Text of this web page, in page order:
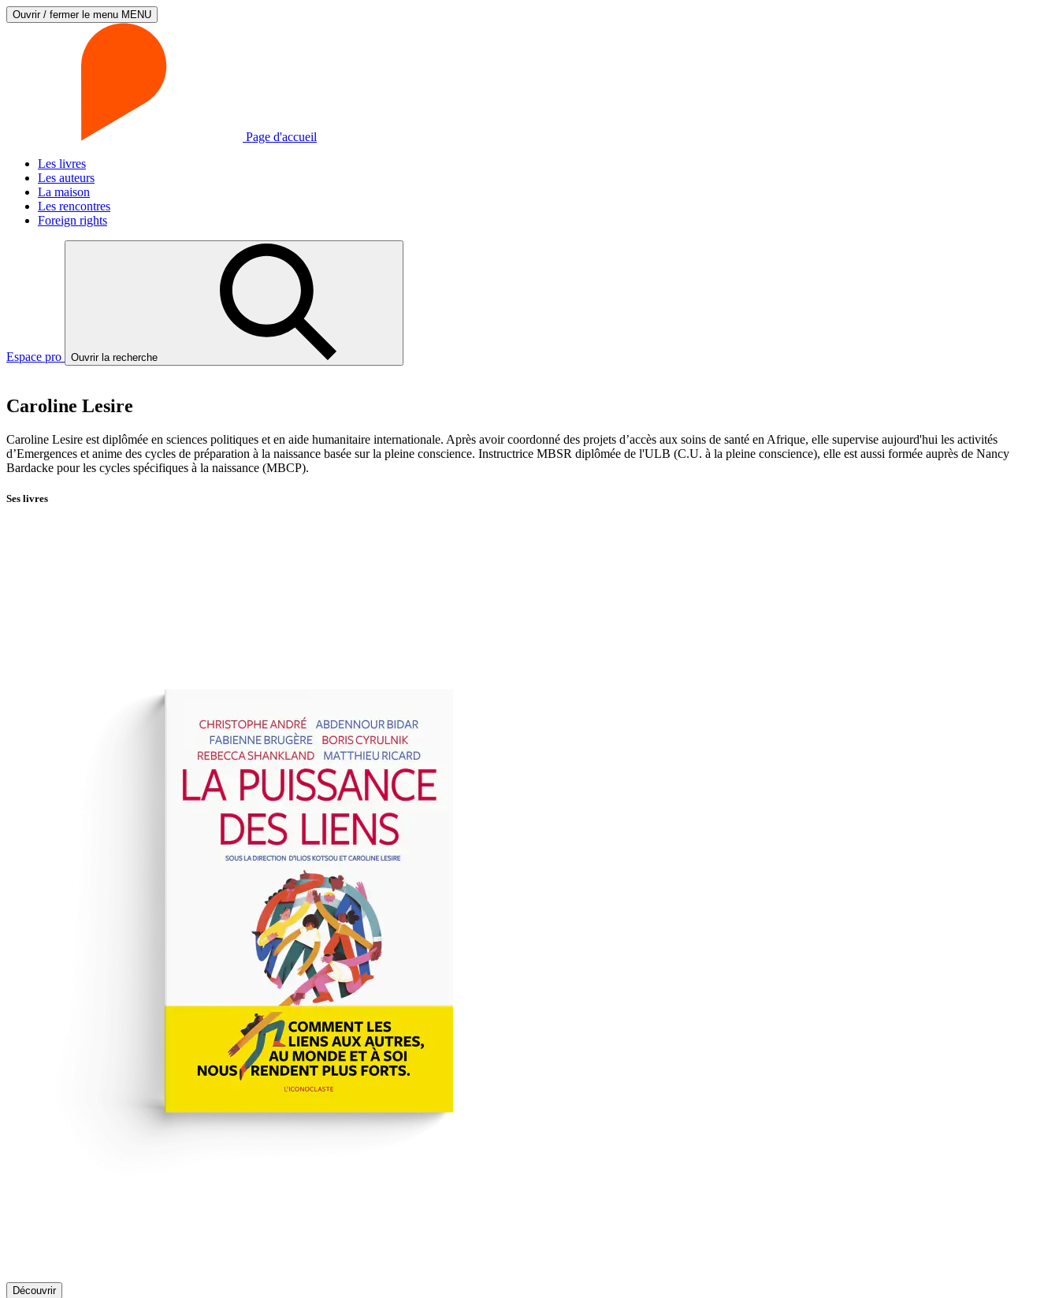
Ouvrir / fermer le menu MENU
Page d'accueil
Les livres
Les auteurs
La maison
Les rencontres
Foreign rights
Espace pro Ouvrir la recherche
Caroline Lesire
Caroline Lesire est diplômée en sciences politiques et en aide humanitaire internationale. Après avoir coordonné des projets d’accès aux soins de santé en Afrique, elle supervise aujourd'hui les activités
d’Emergences et anime des cycles de préparation à la naissance basée sur la pleine conscience. Instructrice MBSR diplômée de l'ULB (C.U. à la pleine conscience), elle est aussi formée auprès de Nancy
Bardacke pour les cycles spécifiques à la naissance (MBCP).
Ses livres
Découvrir